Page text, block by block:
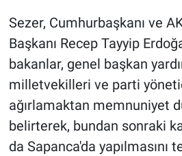
Sezer, Cumhurbaşkanı ve
Başkanı Recep Tayyip
bakanlar, genel başkan
milletvekilleri ve parti
ağırlamaktan memnuniyet
belirterek, bundan sonraki
da Sapanca'da yapılmasını